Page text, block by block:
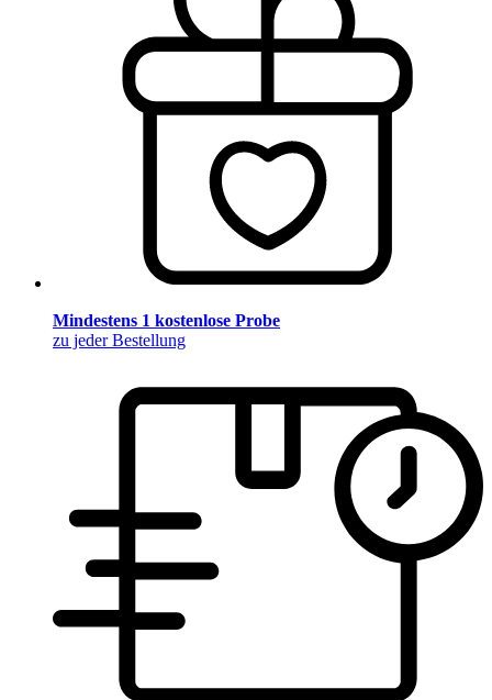
Mindestens 1 kostenlose Probe
zu jeder Bestellung